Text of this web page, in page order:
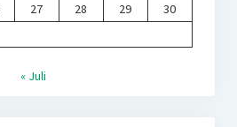
27 28 29
30
« Juli